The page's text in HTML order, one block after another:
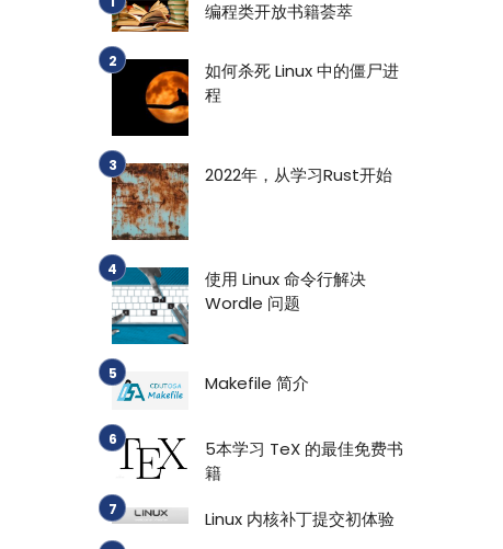
编程类开放书籍荟萃
如何杀死 Linux 中的僵尸进
程
2022年，从学习Rust开始
使用 Linux 命令行解决
Wordle 问题
Makefile 简介
5本学习 TeX 的最佳免费书
籍
Linux 内核补丁提交初体验